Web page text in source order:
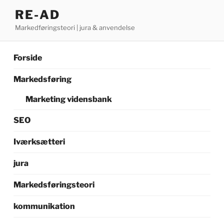
indhold
RE-AD
Markedføringsteori | jura & anvendelse
Forside
Markedsføring
Marketing vidensbank
SEO
Iværksætteri
jura
Markedsføringsteori
kommunikation